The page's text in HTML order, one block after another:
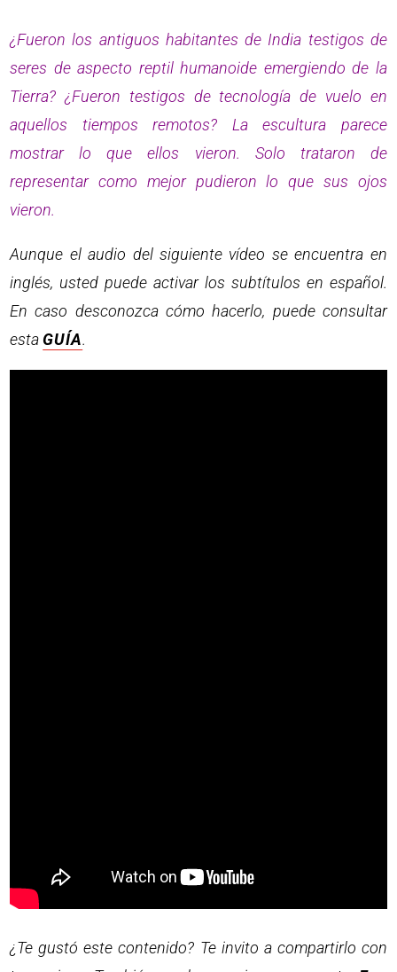
¿Fueron los antiguos habitantes de India testigos de
seres de aspecto reptil humanoide emergiendo de la
Tierra? ¿Fueron testigos de tecnología de vuelo en
aquellos tiempos remotos? La escultura parece
mostrar lo que ellos vieron. Solo trataron de
representar como mejor pudieron lo que sus ojos
vieron.
Aunque el audio del siguiente vídeo se encuentra en
inglés, usted puede activar los subtítulos en español.
En caso desconozca cómo hacerlo, puede consultar
esta GUÍA.
¿Te gustó este contenido? Te invito a compartirlo con